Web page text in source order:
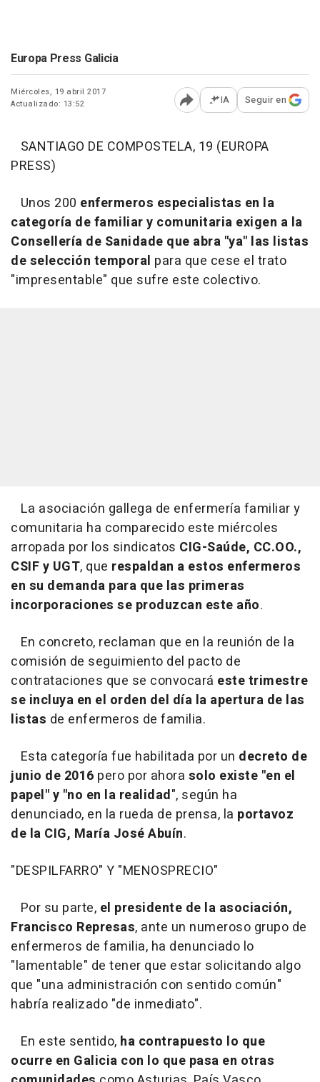
Europa Press Galicia
Miércoles, 19 abril 2017
Actualizado: 13:52
Abrir opciones para
IA Seguir en
SANTIAGO DE COMPOSTELA, 19 (EUROPA
PRESS)
Unos 200 enfermeros especialistas en la
categoría de familiar y comunitaria exigen a la
Consellería de Sanidade que abra "ya" las listas
de selección temporal para que cese el trato
"impresentable" que sufre este colectivo.
La asociación gallega de enfermería familiar y
comunitaria ha comparecido este miércoles
arropada por los sindicatos CIG-Saúde, CC.OO.,
CSIF y UGT, que respaldan a estos enfermeros
en su demanda para que las primeras
incorporaciones se produzcan este año.
En concreto, reclaman que en la reunión de la
comisión de seguimiento del pacto de
contrataciones que se convocará este trimestre
se incluya en el orden del día la apertura de las
listas de enfermeros de familia.
Esta categoría fue habilitada por un decreto de
junio de 2016 pero por ahora solo existe "en el
papel" y "no en la realidad", según ha
denunciado, en la rueda de prensa, la portavoz
de la CIG, María José Abuín.
"DESPILFARRO" Y "MENOSPRECIO"
Por su parte, el presidente de la asociación,
Francisco Represas, ante un numeroso grupo de
enfermeros de familia, ha denunciado lo
"lamentable" de tener que estar solicitando algo
que "una administración con sentido común"
habría realizado "de inmediato".
En este sentido, ha contrapuesto lo que
ocurre en Galicia con lo que pasa en otras